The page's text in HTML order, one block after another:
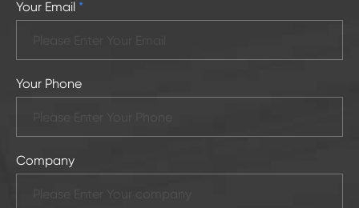
Your Email *
Your Phone
Company